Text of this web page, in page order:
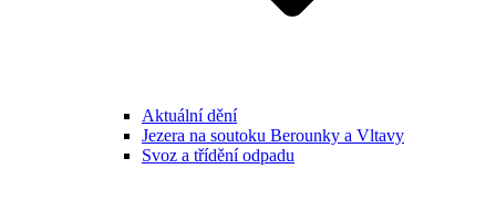
Aktuální dění
Jezera na soutoku Berounky a Vltavy
Svoz a třídění odpadu